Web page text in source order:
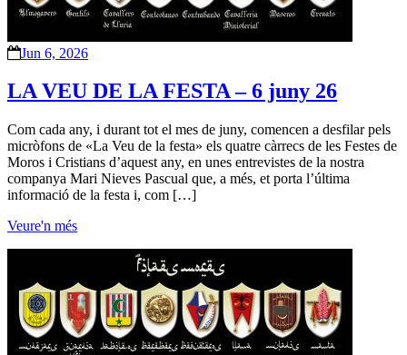
Jun 6, 2026
LA VEU DE LA FESTA – 6 juny 26
Com cada any, i durant tot el mes de juny, comencen a desfilar pels
micròfons de «La Veu de la festa» els quatre càrrecs de les Festes de
Moros i Cristians d’aquest any, en unes entrevistes de la nostra
companya Mari Nieves Pascual que, a més, et porta l’última
informació de la festa i, com […]
Veure'n més